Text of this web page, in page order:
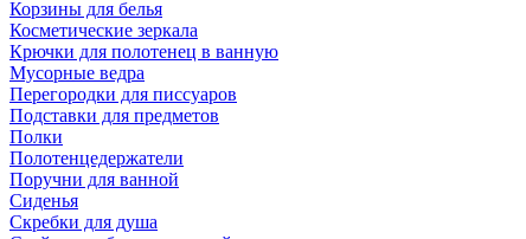
Корзины для белья
Косметические зеркала
Крючки для полотенец в ванную
Мусорные ведра
Перегородки для писсуаров
Подставки для предметов
Полки
Полотенцедержатели
Поручни для ванной
Сиденья
Скребки для душа